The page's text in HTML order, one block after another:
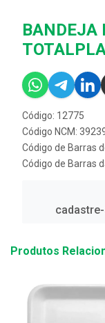
BANDEJA
Código: 12775
Código NCM:
Código de Barras
Código de Barras
Produtos